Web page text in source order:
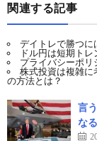
関連する記事
デイトレで勝つに
ドル円は短期ト
プライバシーポリ
株式投資は複雑に
の方法とは？
言
なる